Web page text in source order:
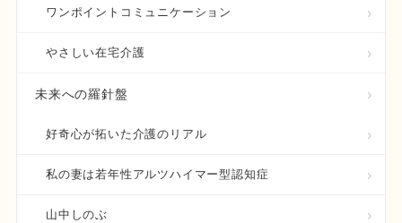
ワンポイントコミュニケーション
やさしい在宅介護
未来への羅針盤
好奇心が拓いた介護のリアル
私の妻は若年性アルツハイマー型認知症
山中しのぶ